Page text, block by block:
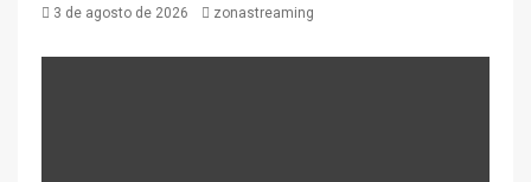
3 de agosto de 2026 zonastreaming